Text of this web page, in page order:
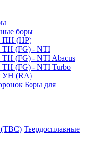
боры
ПН (HP)
ТН (FG) - NTI
ТН (FG) - NTI Abacus
ТН (FG) - NTI Turbo
УН (RA)
Боры для
Твердосплавные